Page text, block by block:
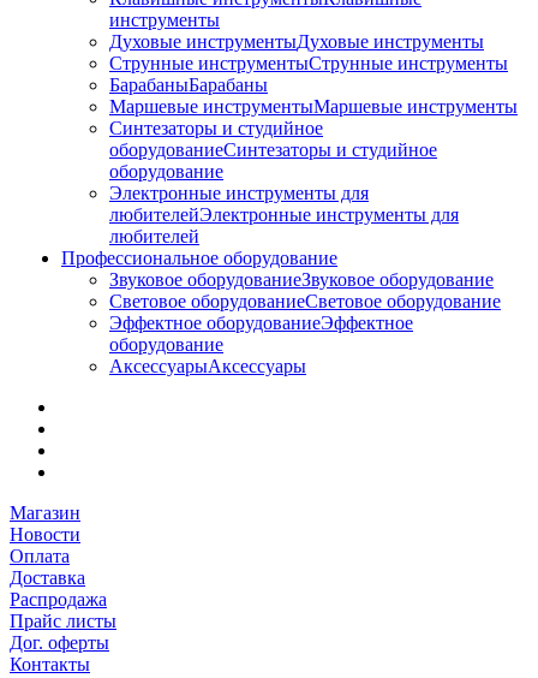
инструменты
Духовые инструментыДуховые инструменты
Струнные инструментыСтрунные инструменты
БарабаныБарабаны
Маршевые инструментыМаршевые инструменты
Синтезаторы и студийное
оборудованиеСинтезаторы и студийное
оборудование
Электронные инструменты для
любителейЭлектронные инструменты для
любителей
Профессиональное оборудование
Звуковое оборудованиеЗвуковое оборудование
Световое оборудованиеСветовое оборудование
Эффектное оборудованиеЭффектное
оборудование
АксессуарыАксессуары
Магазин
Новости
Оплата
Доставка
Распродажа
Прайс листы
Дог. оферты
Контакты